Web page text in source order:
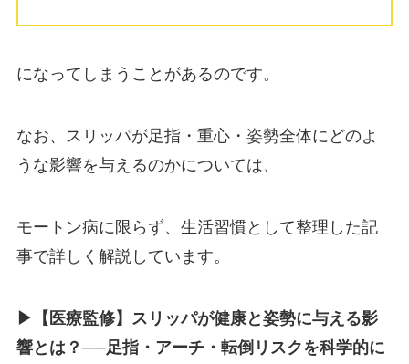
になってしまうことがあるのです。
なお、スリッパが足指・重心・姿勢全体にどのよ
うな影響を与えるのかについては、
モートン病に限らず、生活習慣として整理した記
事で詳しく解説しています。
▶︎【医療監修】スリッパが健康と姿勢に与える影
響とは？──足指・アーチ・転倒リスクを科学的に